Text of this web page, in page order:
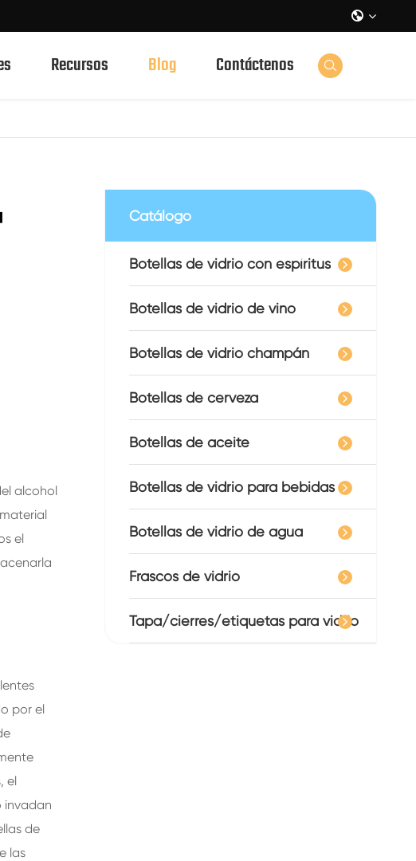

Recursos Blog Contáctenos 
alcohol
el
por el
el
invadan
de
las
Catálogo
Botellas de vidrio con espíritus
Botellas de vidrio de vino
Botellas de vidrio champán
Botellas de cerveza
Botellas de aceite
Botellas de vidrio para bebidas
Botellas de vidrio de agua
Frascos de vidrio
Tapa/cierres/etiquetas para vidrio